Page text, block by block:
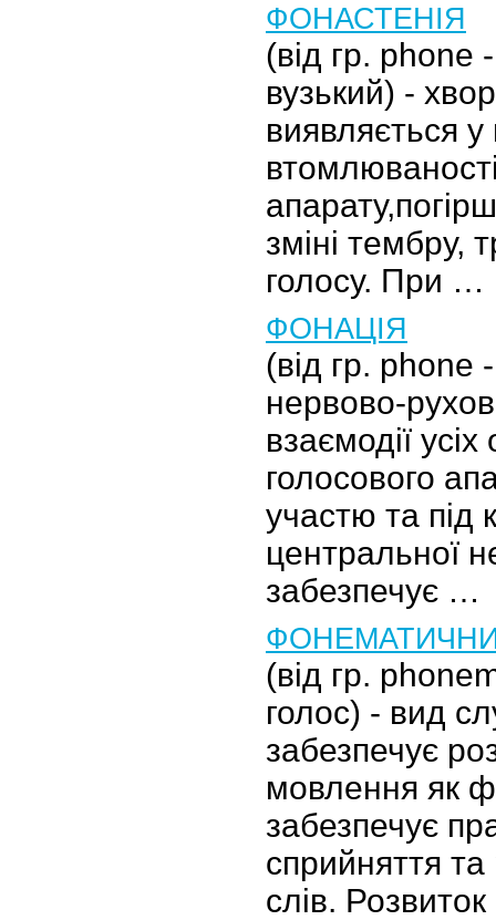
ФОНАСТЕНІЯ
(від гр. phone
вузький) -
виявляється у
зміні тембру,
голосу. При …
ФОНАЦІЯ
(від гр. phone
нервово-
взаємодії
голосового
участю та під
центральної
забезпечує …
(від гр.
голос) - вид
забезпечує
мовлення як
забезпечує
сприйняття та
слів.